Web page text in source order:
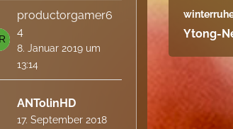
productorgamer6
4
8. Januar 2019 um
13:14
ANTolinHD
17. September 2018
Ytong-